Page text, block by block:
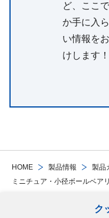
ク
HOME 製品情報 製品
ミニチュア・小径ボールベア
ど、ここ
か手に入
い情報を
けします！